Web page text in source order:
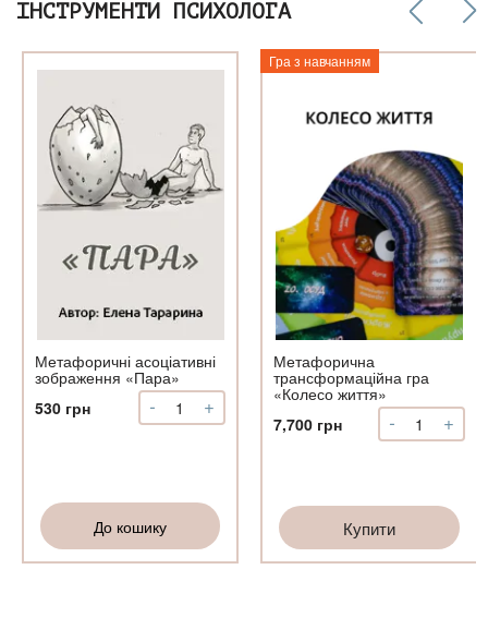
ІНСТРУМЕНТИ ПСИХОЛОГА
Метафоричні асоціативні
зображення «Пара»
530 грн -
Метафоричні
асоціативні
+
До кошику
Гра з навчанням
Метафорична
трансформаційна гра
«Колесо життя»
7,700 грн -
життя»
+
Купити